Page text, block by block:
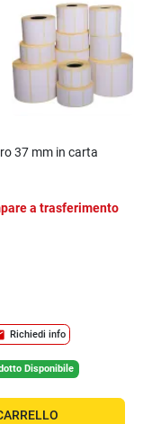
37 mm in carta
a trasferimento
Richiedi info
Disponibile